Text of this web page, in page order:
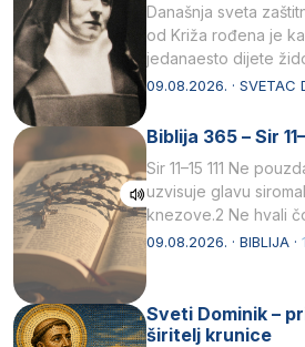
Današnja sveta
od Križa rođena je
jedanaesto dijete
listopada 1891, u
09.08.2026. · SVETAC
Biblija 365 – Sir
Sir 11–15 111 Ne
uzvisuje glavu
knezove.2 Ne hvali
njegovui…
09.08.2026. · BIBLIJA ·
Sveti Dominik –
širitelj krunice